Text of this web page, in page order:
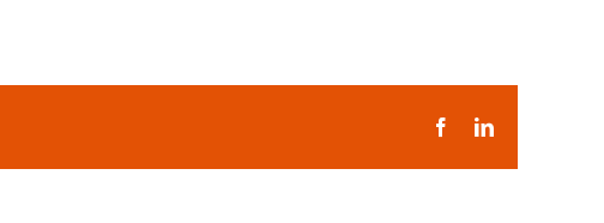
FacebookLinkedIn